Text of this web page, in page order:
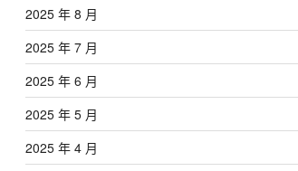
2025 年 8 月
2025 年 7 月
2025 年 6 月
2025 年 5 月
2025 年 4 月